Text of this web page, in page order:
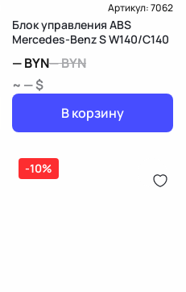
Артикул:7062
Блок управления ABS
Mercedes-Benz S W140/C140
—BYN—BYN
~ — $
В корзину
-10%